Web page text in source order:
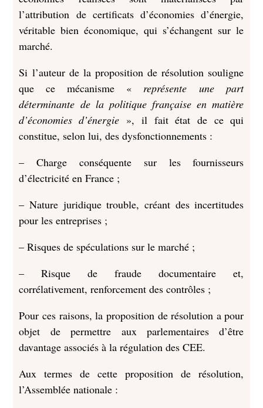
l’attribution de certificats d’économies d’énergie,
véritable bien économique, qui s’échangent sur le
marché.
Si l’auteur de la proposition de résolution souligne
que ce mécanisme « représente une part
déterminante de la politique française en matière
d’économies d’énergie », il fait état de ce qui
constitue, selon lui, des dysfonctionnements :
– Charge conséquente sur les fournisseurs
d’électricité en France ;
– Nature juridique trouble, créant des incertitudes
pour les entreprises ;
– Risques de spéculations sur le marché ;
– Risque de fraude documentaire et,
corrélativement, renforcement des contrôles ;
Pour ces raisons, la proposition de résolution a pour
objet de permettre aux parlementaires d’être
davantage associés à la régulation des CEE.
Aux termes de cette proposition de résolution,
l’Assemblée nationale :